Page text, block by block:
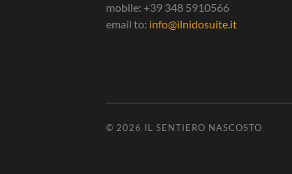
mobile: +39 348 5910566
email to: info@ilnidosuite.it
© 2026 IL SENTIERO NASCOSTO